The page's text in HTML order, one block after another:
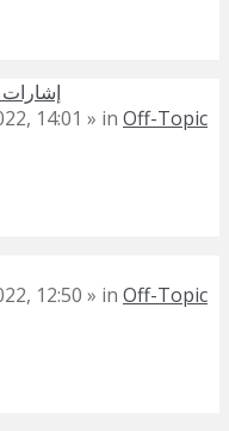
إشارات
14:01 » in Off-Topic
12:50 » in Off-Topic